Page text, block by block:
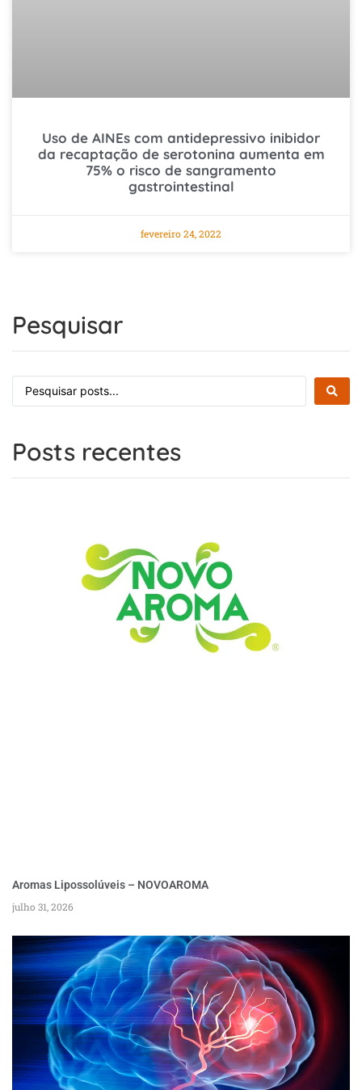
Uso de AINEs com antidepressivo inibidor
da recaptação de serotonina aumenta em
75% o risco de sangramento
gastrointestinal
fevereiro 24, 2022
Pesquisar
Posts recentes
Aromas Lipossolúveis – NOVOAROMA
julho 31, 2026